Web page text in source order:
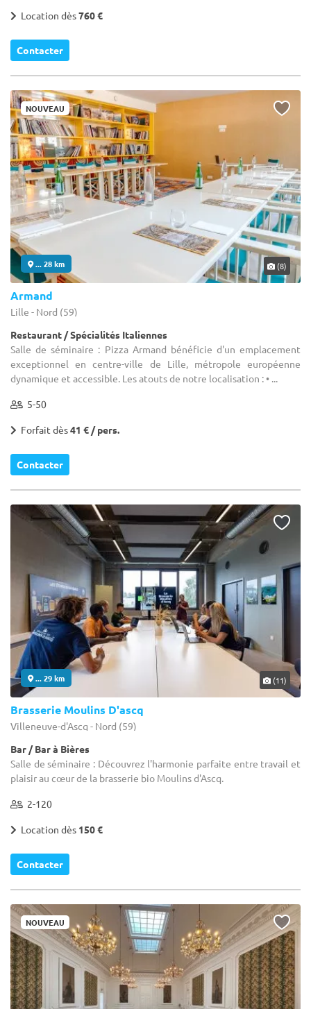
Location dès760 €
Contacter
NOUVEAU
... 28 km (8)
Armand
Lille - Nord (59)
Restaurant / Spécialités Italiennes
Salle de séminaire : Pizza Armand bénéficie d'un emplacement
exceptionnel en centre-ville de Lille, métropole européenne
dynamique et accessible. Les atouts de notre localisation : • ...
5-50
Forfait dès41 € / pers.
Contacter
... 29 km (11)
Brasserie Moulins D'ascq
Villeneuve-d'Ascq - Nord (59)
Bar / Bar à Bières
Salle de séminaire : Découvrez l'harmonie parfaite entre travail et
plaisir au cœur de la brasserie bio Moulins d'Ascq.
2-120
Location dès 150 €
Contacter
NOUVEAU